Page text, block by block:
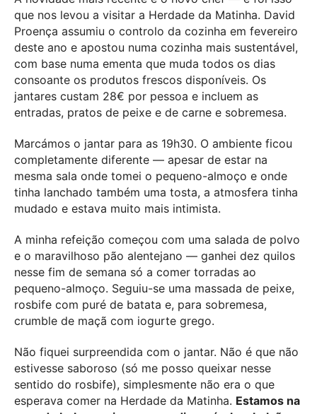
que nos levou a visitar a Herdade da Matinha. David
Proença assumiu o controlo da cozinha em fevereiro
deste ano e apostou numa cozinha mais sustentável,
com base numa ementa que muda todos os dias
consoante os produtos frescos disponíveis. Os
jantares custam 28€ por pessoa e incluem as
entradas, pratos de peixe e de carne e sobremesa.
Marcámos o jantar para as 19h30. O ambiente ficou
completamente diferente — apesar de estar na
mesma sala onde tomei o pequeno-almoço e onde
tinha lanchado também uma tosta, a atmosfera tinha
mudado e estava muito mais intimista.
A minha refeição começou com uma salada de polvo
e o maravilhoso pão alentejano — ganhei dez quilos
nesse fim de semana só a comer torradas ao
pequeno-almoço. Seguiu-se uma massada de peixe,
rosbife com puré de batata e, para sobremesa,
crumble de maçã com iogurte grego.
Não fiquei surpreendida com o jantar. Não é que não
estivesse saboroso (só me posso queixar nesse
sentido do rosbife), simplesmente não era o que
esperava comer na Herdade da Matinha. Estamos na